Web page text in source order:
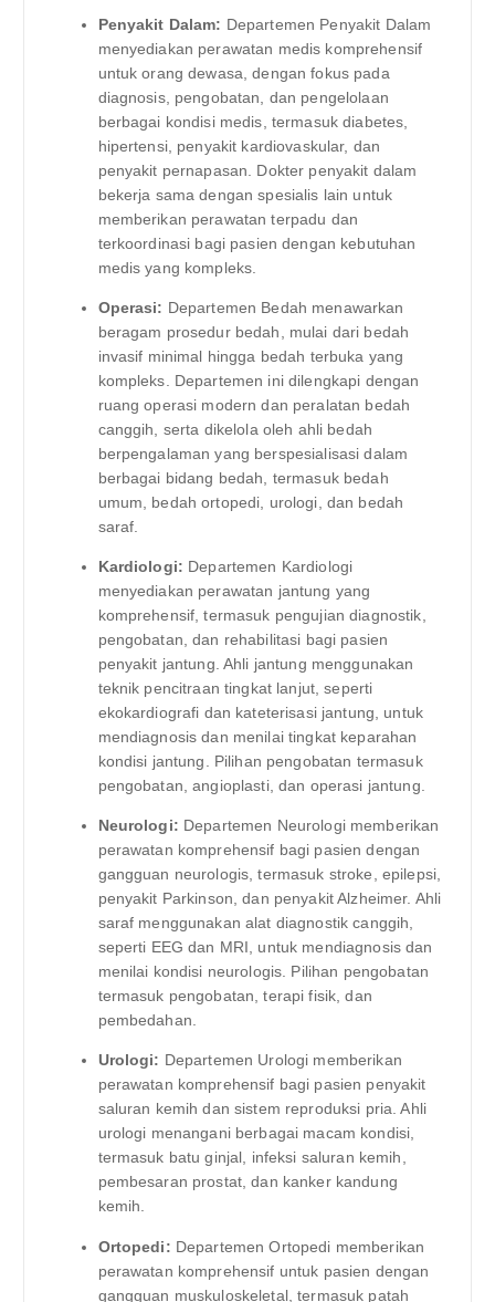
Penyakit Dalam: Departemen Penyakit Dalam
menyediakan perawatan medis komprehensif
untuk orang dewasa, dengan fokus pada
diagnosis, pengobatan, dan pengelolaan
berbagai kondisi medis, termasuk diabetes,
hipertensi, penyakit kardiovaskular, dan
penyakit pernapasan. Dokter penyakit dalam
bekerja sama dengan spesialis lain untuk
memberikan perawatan terpadu dan
terkoordinasi bagi pasien dengan kebutuhan
medis yang kompleks.
Operasi: Departemen Bedah menawarkan
beragam prosedur bedah, mulai dari bedah
invasif minimal hingga bedah terbuka yang
kompleks. Departemen ini dilengkapi dengan
ruang operasi modern dan peralatan bedah
canggih, serta dikelola oleh ahli bedah
berpengalaman yang berspesialisasi dalam
berbagai bidang bedah, termasuk bedah
umum, bedah ortopedi, urologi, dan bedah
saraf.
Kardiologi: Departemen Kardiologi
menyediakan perawatan jantung yang
komprehensif, termasuk pengujian diagnostik,
pengobatan, dan rehabilitasi bagi pasien
penyakit jantung. Ahli jantung menggunakan
teknik pencitraan tingkat lanjut, seperti
ekokardiografi dan kateterisasi jantung, untuk
mendiagnosis dan menilai tingkat keparahan
kondisi jantung. Pilihan pengobatan termasuk
pengobatan, angioplasti, dan operasi jantung.
Neurologi: Departemen Neurologi memberikan
perawatan komprehensif bagi pasien dengan
gangguan neurologis, termasuk stroke, epilepsi,
penyakit Parkinson, dan penyakit Alzheimer. Ahli
saraf menggunakan alat diagnostik canggih,
seperti EEG dan MRI, untuk mendiagnosis dan
menilai kondisi neurologis. Pilihan pengobatan
termasuk pengobatan, terapi fisik, dan
pembedahan.
Urologi: Departemen Urologi memberikan
perawatan komprehensif bagi pasien penyakit
saluran kemih dan sistem reproduksi pria. Ahli
urologi menangani berbagai macam kondisi,
termasuk batu ginjal, infeksi saluran kemih,
pembesaran prostat, dan kanker kandung
kemih.
Ortopedi: Departemen Ortopedi memberikan
perawatan komprehensif untuk pasien dengan
gangguan muskuloskeletal, termasuk patah